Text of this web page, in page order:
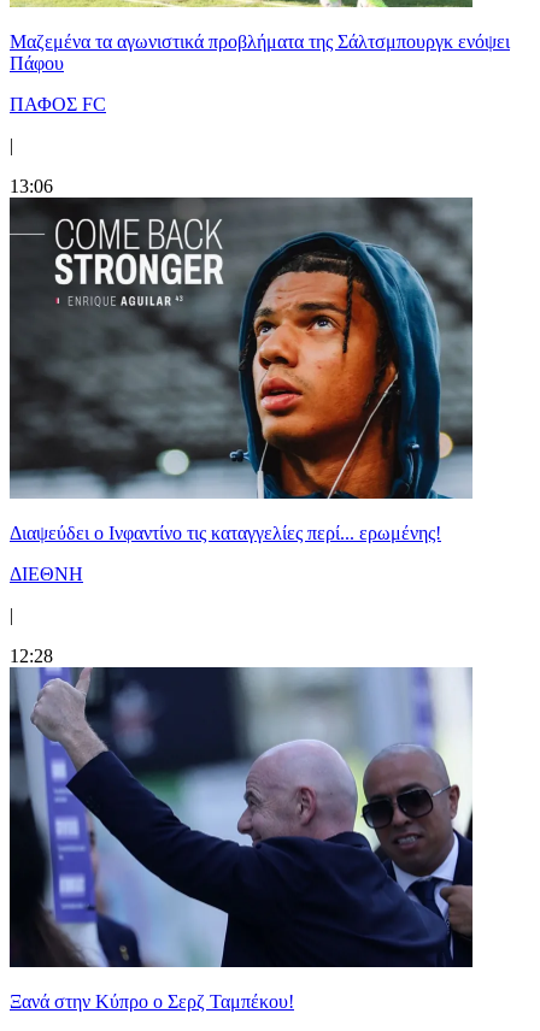
Μαζεμένα τα αγωνιστικά προβλήματα της Σάλτσμπουργκ ενόψει
Πάφου
ΠΑΦΟΣ FC
|
13:06
Διαψεύδει ο Ινφαντίνο τις καταγγελίες περί... ερωμένης!
ΔΙΕΘΝΗ
|
12:28
Ξανά στην Κύπρο ο Σερζ Ταμπέκου!